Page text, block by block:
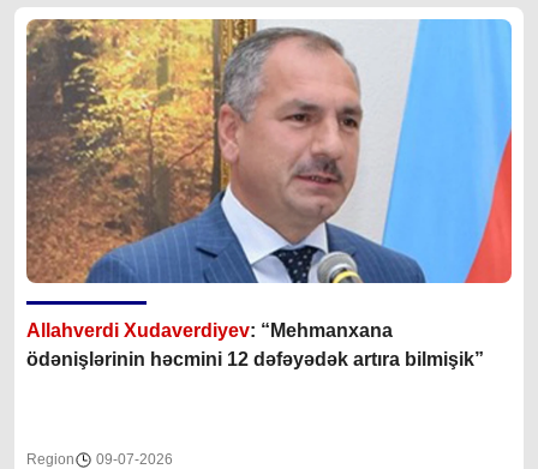
Allahverdi Xudaverdiyev: “Mehmanxana
ödənişlərinin həcmini 12 dəfəyədək artıra bilmişik”
Region 09-07-2026